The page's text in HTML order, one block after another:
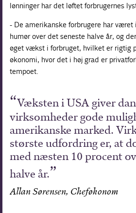
lønninger har det løftet forbrugernes
- De amerikanske forbrugere har
humør over det seneste halve år, og
øget vækst i forbruget, hvilket er rigtig
økonomi, hvor det i høj grad er
tempoet.
Væksten i USA giver
virksomheder gode
amerikanske marked.
største udfordring er, at
med næsten 10 procent
halve år.
Allan Sørensen, Cheføkonom